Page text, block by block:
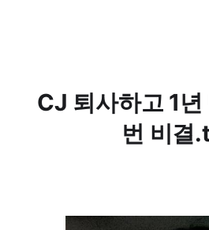
CJ 퇴사하고 1
번 비결